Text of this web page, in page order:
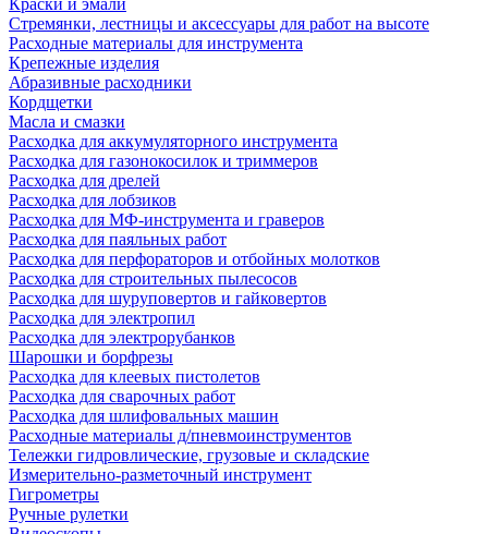
Стремянки, лестницы и аксессуары для работ на высоте
Расходные материалы для инструмента
Крепежные изделия
Абразивные расходники
Кордщетки
Масла и смазки
Расходка для аккумуляторного инструмента
Расходка для газонокосилок и триммеров
Расходка для дрелей
Расходка для лобзиков
Расходка для МФ-инструмента и граверов
Расходка для паяльных работ
Расходка для перфораторов и отбойных молотков
Расходка для строительных пылесоcов
Расходка для шуруповертов и гайковертов
Расходка для электропил
Расходка для электрорубанков
Шарошки и борфрезы
Расходка для клеевых пистолетов
Расходка для сварочных работ
Расходка для шлифовальных машин
Расходные материалы д/пневмоинструментов
Тележки гидровлические, грузовые и складские
Измерительно-разметочный инструмент
Гигрометры
Ручные рулетки